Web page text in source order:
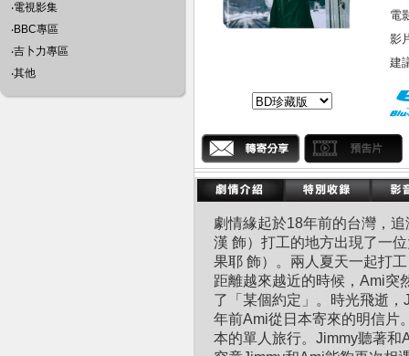
‧電視影集
‧BBC專區
‧吉卜力專區
‧其他
電
影
建
劇情緣起於18年前的台灣，
漢 飾）打工的地方出現了一
果耶 飾）。兩人夏天一起打
距離越來越近的時候，Ami突
了「某個約定」。時光飛逝
年前Ami從日本寄來的明信片
本的單人旅行。Jimmy聽著